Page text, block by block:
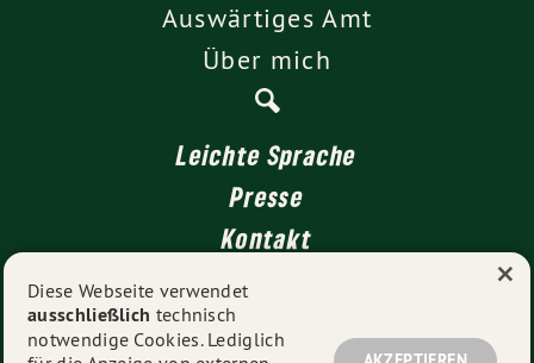
Auswärtiges Amt
Über mich
Leichte Sprache
Presse
Kontakt
Impressum
Datenschutz
Diese Webseite verwendet
ausschließlich technisch
notwendige Cookies. Lediglich
×